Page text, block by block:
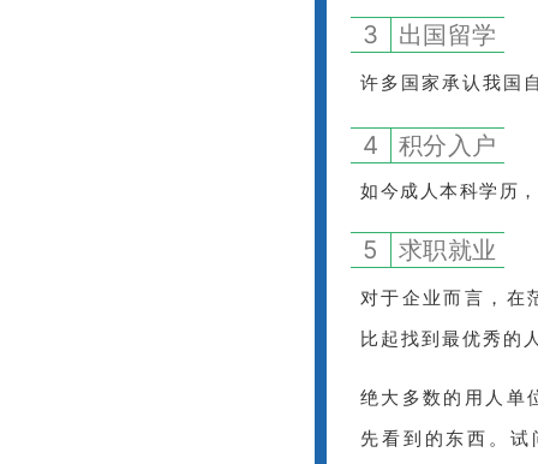
3 出国留学
许多国家承认我国
4 积分入户
如今成人本科学历
5 求职就业
对于企业而言，在
比起找到最优秀的
绝大多数的用人单
先看到的东西。